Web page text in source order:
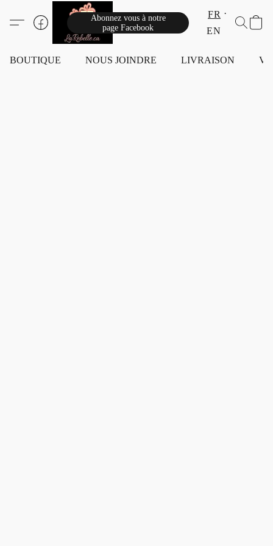
Abonnez vous à notre
page Facebook
FR
EN
BOUTIQUE NOUS JOINDRE LIVRAISON